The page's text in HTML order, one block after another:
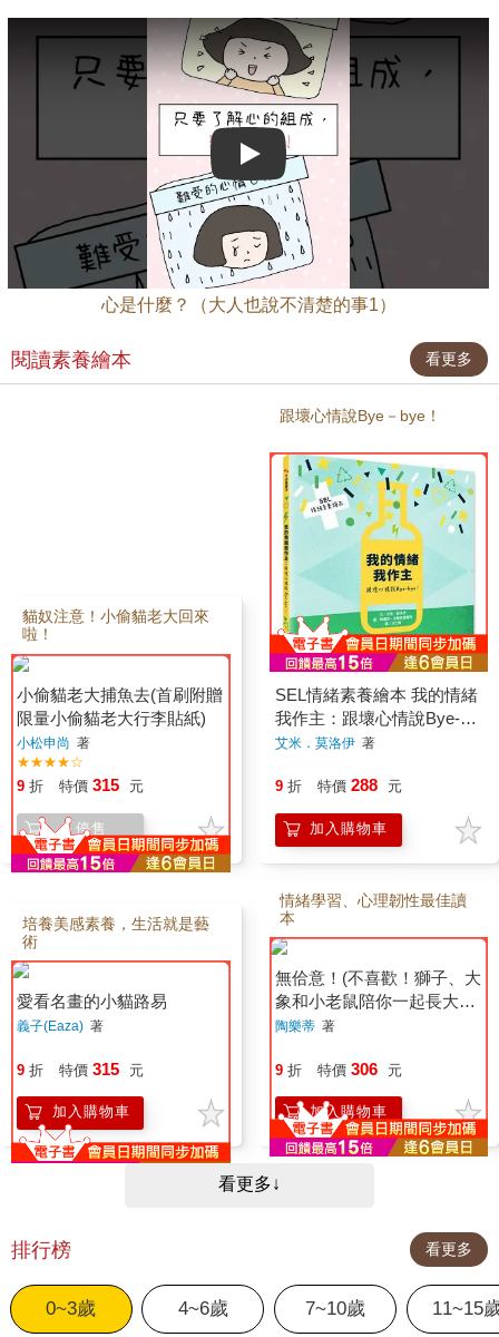
◎靈活動態的圖像分格，流
暢的對白與敘述，在高潮迭
起的故事發展中，穿插令人
開懷的無厘頭幽默，讓讀者
自然沉浸在欲罷不能的閱讀
樂趣中！ ◎書衣內面附
有「偵探能力大考驗」，提
醒小讀者觀察、留意書中各
種有趣的線索與細節。
◎角色介紹 屁屁偵探：
隨時隨地都很冷靜。喜歡熱
騰騰的飲料和甜甜的點心
（特別是地瓜派）。興趣是
享受午茶與閱讀。口頭禪是
「嗯哼，有可疑的氣味
呵」。 布朗：屁屁偵探
的助手。是個個性單純，容
無尾熊小妹：具有強烈正義
感，個性耿直的少女。不
過，有時會有點過於急
長：汪汪警察局的局長。是
派。只要看到圓圓的東西就
會忍不住撲過去。興趣是打
高爾夫球。 萬事通：時
不時會把知道的事情說出
來……
是，少年偵探團「萬事OK俱
樂部」挺身而出，決心解決
這起事件！他們能解開謎
團，成功破案嗎？在鎮上四
竟有什麼目的呢？ ★精
一集《屁屁偵探 噗噗！找回
消失的人氣點心》 就亮相，
並從事選舉活動的袁智慧的
故事！（關於海報上的「形
象照」，如果你是選民，你
喜歡看到候選人盛裝打扮的
隆重模樣？還是比較自然、
日常的樣子呢？） 【動畫漫
畫系列特色】 ◎透過連
續的畫格、輕鬆的對話、有
位時代所需的理解圖像邏輯
與文字敘事的能力（包括為
提示腳色狀態而隨機出現的
趣），【屁屁偵探動畫漫畫
系列】無疑是認識屁屁偵探
世界眾多腳色的最佳途徑。
◎迷宮、「找找看」、
憑藉線索推理的各種圖像與
文字遊戲，持續帶給讀者多
樣的動腦解謎考驗。
Play video
心是什麼？（大人也說不清楚的事1）
閱讀素養繪本 看更多
小偷貓老大捕魚去(首刷附贈
限量小偷貓老大行李貼紙)
小松申尚 著
★★★★☆
9 折 特價 315 元
停售
跟壞心情說Bye－bye！
SEL情緒素養繪本 我的情緒
我作主：跟壞心情說Bye-
bye！
艾米．莫洛伊著
9 折 特價 288 元
加入購物車
培養美感素養，生活就是藝
術
加入購物車
情緒學習、心理韌性最佳讀
本
無佮意！(不喜歡！獅子、大
教育繪本，附臺語朗讀音檔)
加入購物車